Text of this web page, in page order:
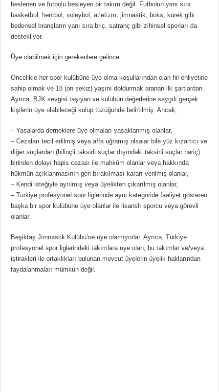
beslenen ve futbolu besleyen bir takım değil. Futbolun yanı sıra
basketbol, hentbol, voleybol, atletizm, jimnastik, boks, kürek gibi
bedensel branşların yanı sıra briç, satranç gibi zihinsel sporları da
destekliyor.
Üye olabilmek için gerekenlere gelince:
Öncelikle her spor kulübüne üye olma koşullarından olan fiil ehliyetine
sahip olmak ve 18 (on sekiz) yaşını doldurmak aranan ilk şartlardan.
Ayrıca, BJK sevgisi taşıyan ve kulübün değerlerine saygılı gerçek
kişilerin üye olabileceği kulüp tüzüğünde belirtilmiş. Ancak;
– Yasalarda derneklere üye olmaları yasaklanmış olanlar,
– Cezaları tecil edilmiş veya affa uğramış olsalar bile yüz kızartıcı ve
diğer suçlardan (bilinçli taksirli suçlar dışındaki taksirli suçlar hariç)
birinden dolayı hapis cezası ile mahkûm olanlar veya hakkında
hükmün açıklanmasının geri bırakılması kararı verilmiş olanlar,
– Kendi isteğiyle ayrılmış veya üyelikten çıkarılmış olanlar,
– Türkiye profesyonel spor liglerinde aynı kategoride faaliyet gösteren
başka bir spor kulübüne üye olanlar ile lisanslı sporcu veya görevli
olanlar
Beşiktaş Jimnastik Kulübü’ne üye olamıyorlar. Ayrıca, Türkiye
profesyonel spor liglerindeki takımlara üye olan, bu takımlar ve/veya
iştirakleri ile ortaklıkları bulunan mevcut üyelerin üyelik haklarından
faydalanmaları mümkün değil.